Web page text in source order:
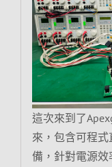
這次來到了
來，包含可程
備，針對電源